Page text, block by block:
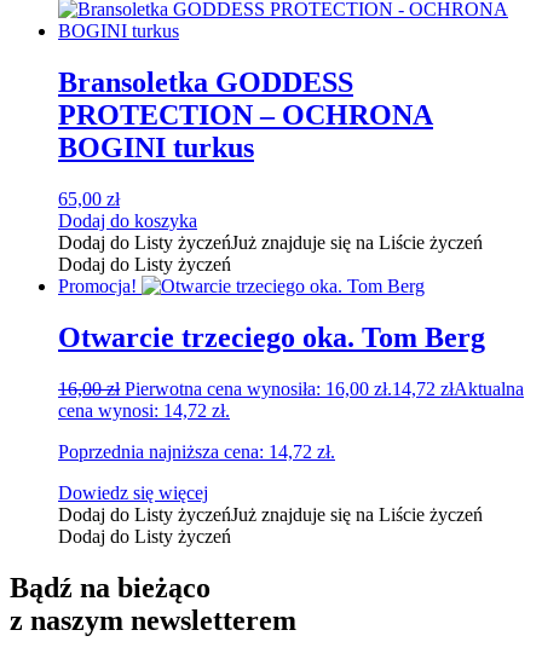
Bransoletka GODDESS
PROTECTION – OCHRONA
BOGINI turkus
65,00 zł
Dodaj do koszyka
Dodaj do Listy życzeńJuż znajduje się na Liście życzeń
Dodaj do Listy życzeń
Promocja!
Otwarcie trzeciego oka. Tom Berg
16,00zł Pierwotna cena wynosiła: 16,00 zł.14,72 złAktualna
cena wynosi: 14,72 zł.
Poprzednia najniższa cena: 14,72 zł.
Dowiedz się więcej
Dodaj do Listy życzeńJuż znajduje się na Liście życzeń
Dodaj do Listy życzeń
Bądź na bieżąco
z naszym newsletterem